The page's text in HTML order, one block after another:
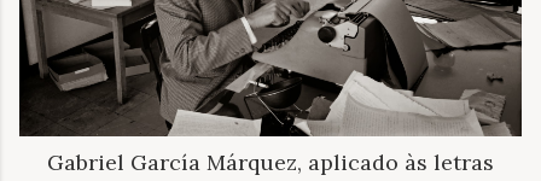
Gabriel García Márquez, aplicado às letras